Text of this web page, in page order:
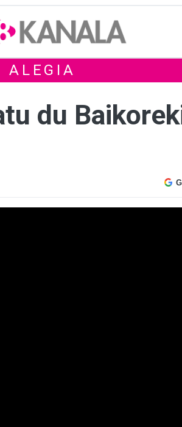
ALEGIA
du